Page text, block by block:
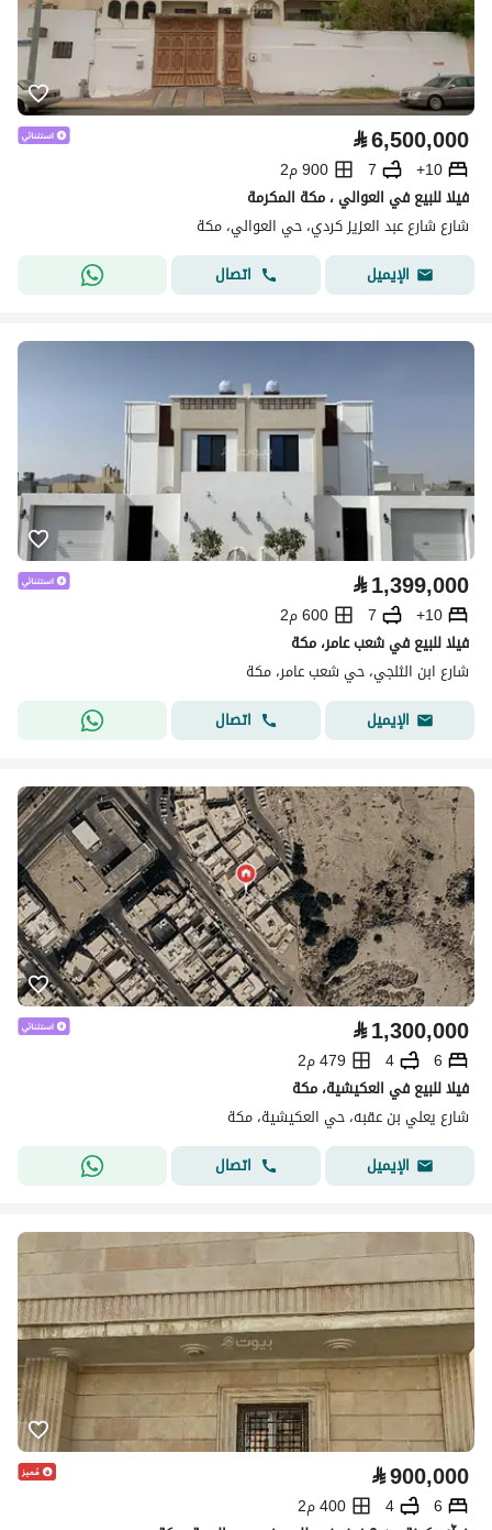
⃁6,500,000
10+
7
900 م2
فيلا للبيع في العوالي ، مكة المكرمة
شارع شارع عبد العزيز كردي، حي العوالي، مكة
الإيميل
اتصال
⃁1,399,000
10+
7
600 م2
فيلا للبيع في شعب عامر، مكة
شارع ابن الثلجي، حي شعب عامر، مكة
الإيميل
اتصال
⃁1,300,000
6
4
479 م2
فيلا للبيع في العكيشية، مكة
شارع يعلي بن عقبه، حي العكيشية، مكة
الإيميل
اتصال
⃁900,000
6
4
400 م2